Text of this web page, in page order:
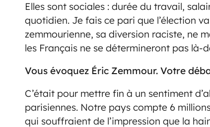
Elles sont sociales : durée du travail,
quotidien. Je fais ce pari que l’élection
zemmourienne, sa diversion raciste, ne
les Français ne se détermineront pas là-
Vous évoquez Éric Zemmour. Votre
C’était pour mettre fin à un sentiment
parisiennes. Notre pays compte 6
qui souffraient de l’impression que la